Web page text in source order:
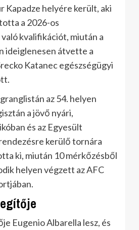
Kapadze helyére került, aki
a 2026-os
kvalifikációt, miután a
ideiglenesen átvette a
Katanec egészségügyi
az 54. helyen
a jövő nyári,
és az Egyesült
kerülő tornára
ki, miután 10 mérkőzésből
helyen végzett az AFC
Eugenio Albarella lesz, és